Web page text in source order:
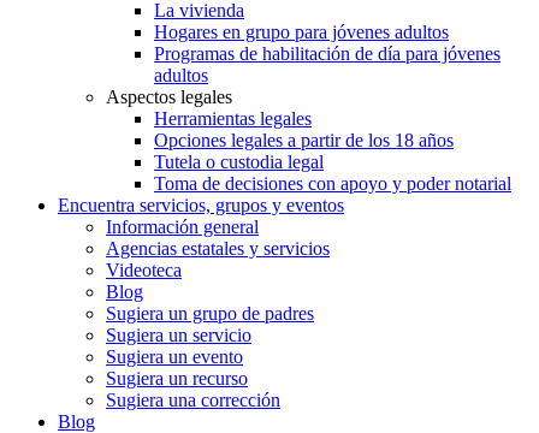
La vivienda
Hogares en grupo para jóvenes adultos
Programas de habilitación de día para jóvenes
adultos
Aspectos legales
Herramientas legales
Opciones legales a partir de los 18 años
Tutela o custodia legal
Toma de decisiones con apoyo y poder notarial
Encuentra servicios, grupos y eventos
Información general
Agencias estatales y servicios
Videoteca
Blog
Sugiera un grupo de padres
Sugiera un servicio
Sugiera un evento
Sugiera un recurso
Sugiera una corrección
Blog